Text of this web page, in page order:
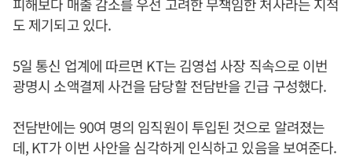
도 제기되고 있다.
5일 통신 업계에 따르면 KT는 김영섭 사장 직속으로 이번
광명시 소액결제 사건을 담당할 전담반을 긴급 구성했다.
전담반에는 90여 명의 임직원이 투입된 것으로 알려졌는
데, KT가 이번 사안을 심각하게 인식하고 있음을 보여준다.